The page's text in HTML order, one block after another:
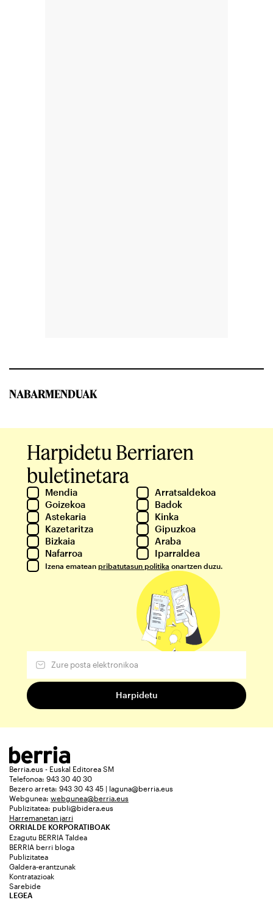
NABARMENDUAK
Harpidetu Berriaren
buletinetara
Mendia
Arratsaldekoa
Goizekoa
Badok
Astekaria
Kinka
Kazetaritza
Gipuzkoa
Bizkaia
Araba
Nafarroa
Iparraldea
Izena ematean pribatutasun politika onartzen duzu.
Berria.eus - Euskal Editorea SM
Telefonoa: 943 30 40 30
Bezero arreta: 943 30 43 45 | laguna@berria.eus
Webgunea: webgunea@berria.eus
Publizitatea: publi@bidera.eus
Harremanetan jarri
ORRIALDE KORPORATIBOAK
Ezagutu BERRIA Taldea
BERRIA berri bloga
Publizitatea
Galdera-erantzunak
Kontratazioak
Sarebide
LEGEA